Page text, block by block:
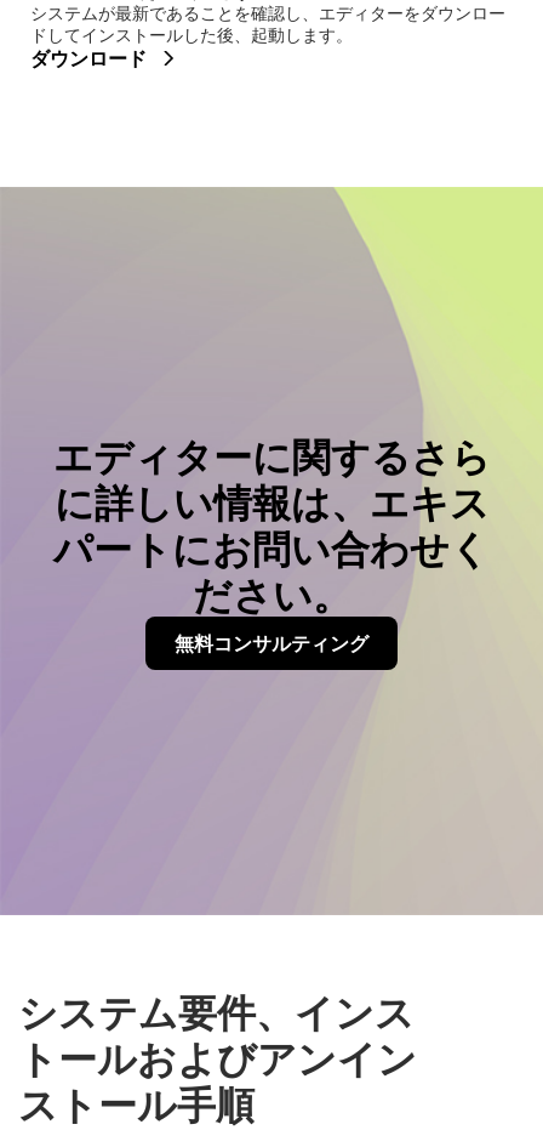
システムが最新であることを確認し、エディターをダウンロー
ドしてインストールした後、起動します。
ダウンロード
エディターに関するさら
に詳しい情報は、エキス
パートにお問い合わせく
ださい。
無料コンサルティング
システム要件、インス
トールおよびアンイン
ストール手順